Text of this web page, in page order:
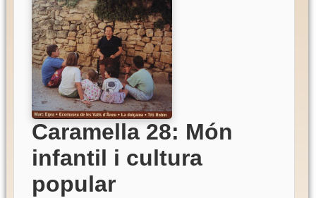
Caramella 28: Món
infantil i cultura
popular